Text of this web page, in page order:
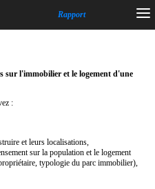
Rapport
sur l'immobilier et le logement d'une
:
et leurs localisations,
sur la population et le logement
typologie du parc immobilier),